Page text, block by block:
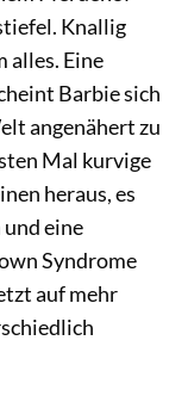
Knallig
Eine
Barbie sich
angenähert zu
Mal kurvige
heraus, es
eine
Syndrome
auf mehr